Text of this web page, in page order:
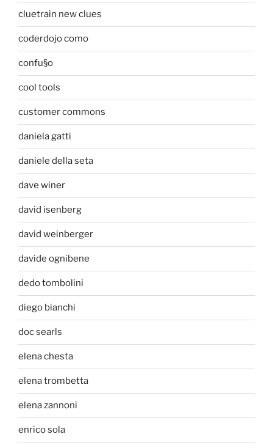
cluetrain new clues
coderdojo como
confu§o
cool tools
customer commons
daniela gatti
daniele della seta
dave winer
david isenberg
david weinberger
davide ognibene
dedo tombolini
diego bianchi
doc searls
elena chesta
elena trombetta
elena zannoni
enrico sola